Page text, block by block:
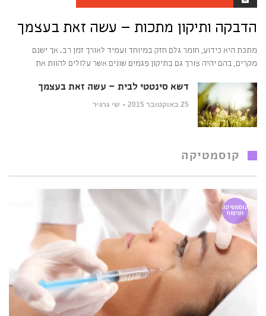
הדבקה ותיקון מתכות – עשה זאת בעצמך
מתכת היא כידוע, חומר גלם חזק במיוחד ועמיד לאורך זמן רב. אך ישנם
מקרים, בהם יהיה צורך גם בתיקון פגמים שונים אשר עלולים להוות את
דשא סינטטי לבית – עשה זאת בעצמך
25 באוקטובר 2015 שי גרגיר
קוסמטיקה
קוסמטיקה
וטיפוח